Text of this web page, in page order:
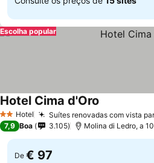
Escolha popular
2 Estrelas
Hotel Suítes renovadas com vista
Hotel Cima d'Oro
7,9 Boa 3.105 Molina di Ledro, a
De € 97